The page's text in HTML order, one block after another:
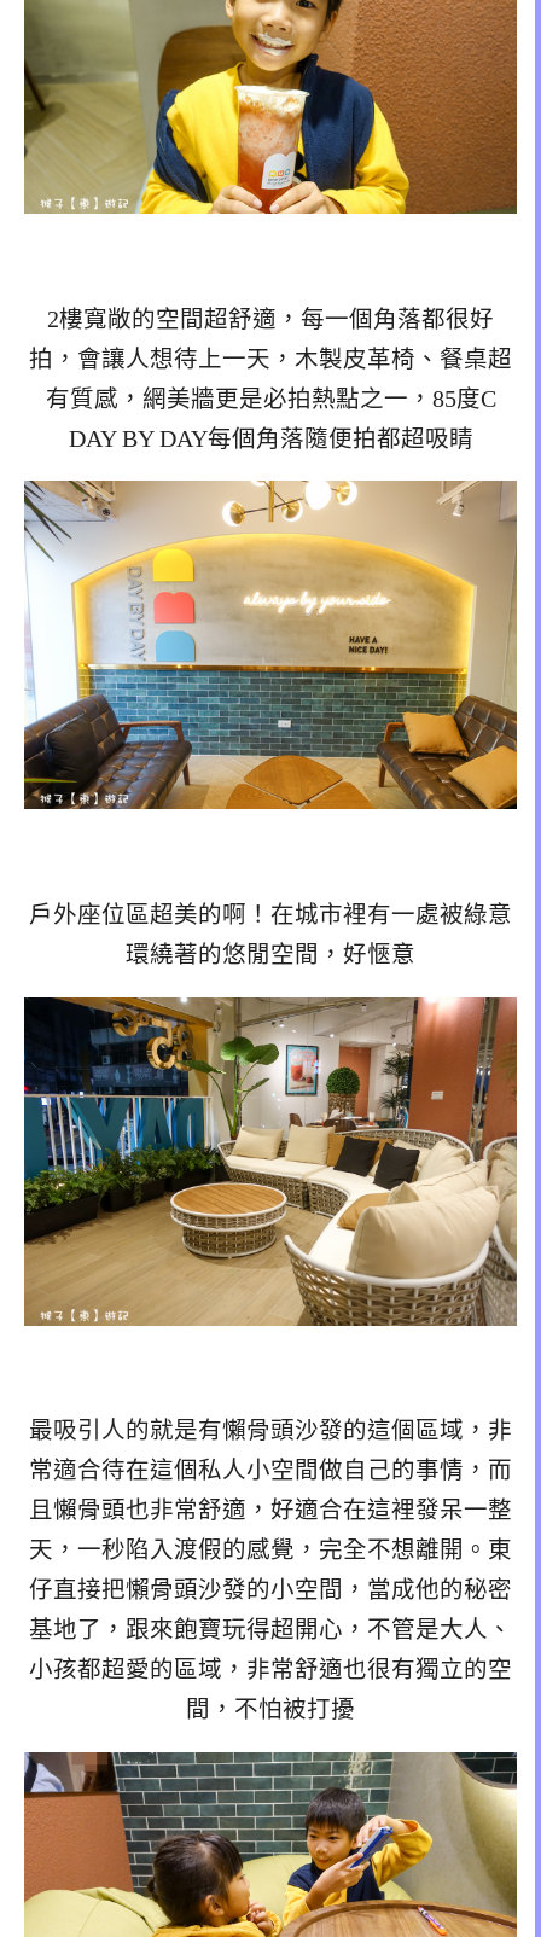
2樓寬敞的空間超舒適，每一個角落都很好
拍，會讓人想待上一天，木製皮革椅、餐桌超
有質感，網美牆更是必拍熱點之一，85度C
DAY BY DAY每個角落隨便拍都超吸睛
戶外座位區超美的啊！在城市裡有一處被綠意
環繞著的悠閒空間，好愜意
最吸引人的就是有懶骨頭沙發的這個區域，非
常適合待在這個私人小空間做自己的事情，而
且懶骨頭也非常舒適，好適合在這裡發呆一整
天，一秒陷入渡假的感覺，完全不想離開。東
仔直接把懶骨頭沙發的小空間，當成他的秘密
基地了，跟來飽寶玩得超開心，不管是大人、
小孩都超愛的區域，非常舒適也很有獨立的空
間，不怕被打擾